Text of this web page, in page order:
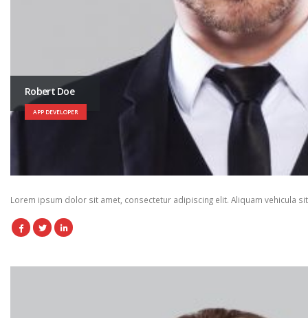
Robert Doe
APP DEVELOPER
Lorem ipsum dolor sit amet, consectetur adipiscing elit. Aliquam vehicula